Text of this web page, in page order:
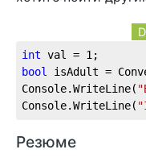
int val = 1 ;
bool
isAdult =
Console.WriteLine(
Console.WriteLine(
Резюме